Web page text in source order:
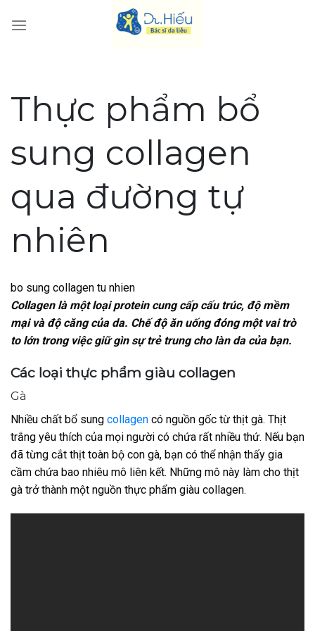
Thực phẩm bổ
sung collagen
qua đường tự
nhiên
bo sung collagen tu nhien
Collagen là một loại protein cung cấp cấu trúc, độ mềm
mại và độ căng của da. Chế độ ăn uống đóng một vai trò
to lớn trong việc giữ gìn sự trẻ trung cho làn da của bạn.
Các loại thực phẩm giàu collagen
Gà
Nhiều chất bổ sung collagen có nguồn gốc từ thịt gà. Thịt
trắng yêu thích của mọi người có chứa rất nhiều thứ. Nếu bạn
đã từng cắt thịt toàn bộ con gà, bạn có thể nhận thấy gia
cầm chứa bao nhiêu mô liên kết. Những mô này làm cho thịt
gà trở thành một nguồn thực phẩm giàu collagen.